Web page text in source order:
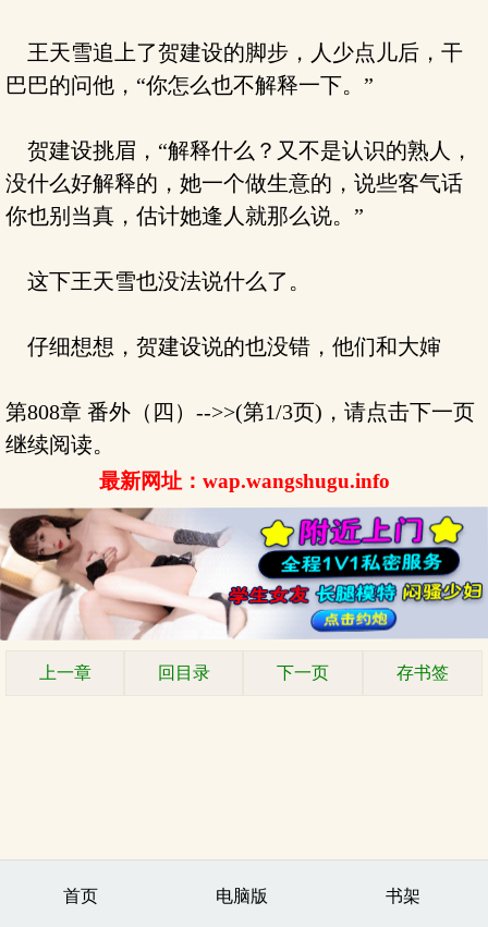
王天雪追上了贺建设的脚步，人少点儿后，干
巴巴的问他，“你怎么也不解释一下。”
贺建设挑眉，“解释什么？又不是认识的熟人，
没什么好解释的，她一个做生意的，说些客气话
你也别当真，估计她逢人就那么说。”
这下王天雪也没法说什么了。
仔细想想，贺建设说的也没错，他们和大婶
第808章 番外（四）-->>(第1/3页)，请点击下一页
继续阅读。
最新网址：wap.wangshugu.info
上一章 回目录 下一页 存书签
首页 电脑版 书架